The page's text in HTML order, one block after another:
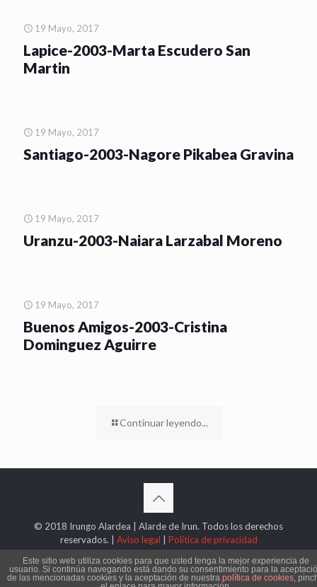
19 Mayo, 2017
Lapice-2003-Marta Escudero San
Martin
19 Mayo, 2017
Santiago-2003-Nagore Pikabea Gravina
19 Mayo, 2017
Uranzu-2003-Naiara Larzabal Moreno
19 Mayo, 2017
Buenos Amigos-2003-Cristina
Dominguez Aguirre
Continuar leyendo...
© 2018 Irungo Alardea | Alarde de Irun. Todos los derechos
reservados. | Aviso legal Política de privacidad
Este sitio web utiliza cookies para que usted tenga la mejor experiencia de
usuario. Si continúa navegando está dando su consentimiento para la
de las mencionadas cookies y la aceptación de nuestra política de cookies,